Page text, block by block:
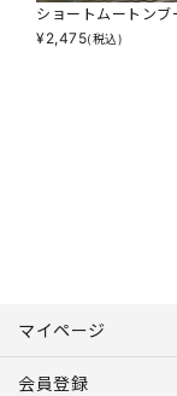
ショートムートンブ
¥2,475(税込)
マイページ
会員登録